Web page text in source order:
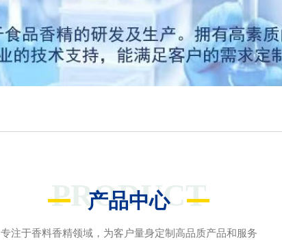
PRODUCT
产品中心
专注于香料香精领域，为客户量身定制高品质产品和服务